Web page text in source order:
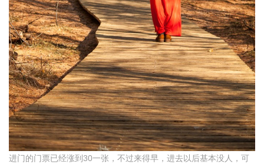
进门的门票已经涨到30一张，不过来得早，进去以后基本没人，可